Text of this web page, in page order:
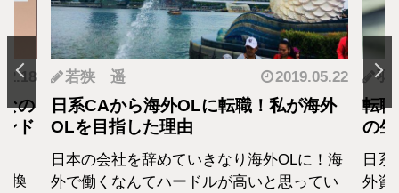
の
ド
換
若狭 遥 2019.05.22
日系CAから海外OLに転職！私が海外
OLを目指した理由
日本の会社を辞めていきなり海外OLに！海
外で働くなんてハードルが高いと思ってい
羽
転
の
日
外資